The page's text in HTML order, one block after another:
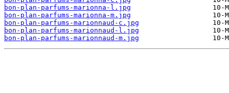
bon-plan-parfums-marionna-l.jpg
bon-plan-parfums-marionna-m.jpg
bon-plan-parfums-marionnaud-c.jpg
bon-plan-parfums-marionnaud-l.jpg
bon-plan-parfums-marionnaud-m.jpg